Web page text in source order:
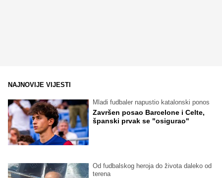
NAJNOVIJE VIJESTI
Mladi fudbaler napustio katalonski ponos
Završen posao Barcelone i Celte,
španski prvak se "osigurao"
Od fudbalskog heroja do života daleko od
terena